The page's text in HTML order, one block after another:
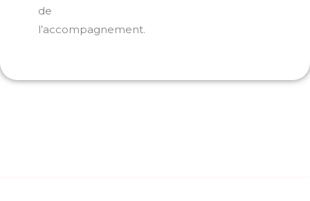
de
l’accompagnement.